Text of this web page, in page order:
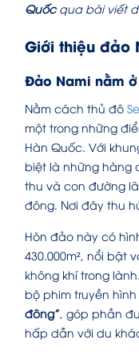
Quốcqua bài viết
Giới thiệu đảo
Đảo Nami nằm
Nằm cách thủ đô
một trong những
Hàn Quốc. Với
biệt là những hàng
thu và con đường
đông. Nơi đây thu
Hòn đảo này có
430.000m², nổi bật
không khí trong
bộ phim truyền
đông”, góp phần
hấp dẫn với du